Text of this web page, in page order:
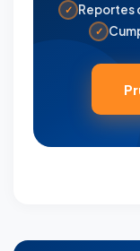
✓ Reportes
✓